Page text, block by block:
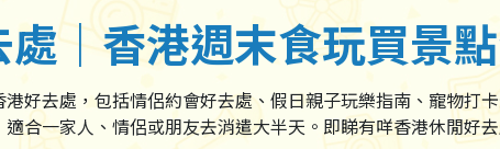
｜香港週末食玩買景
好去處，包括情侶約會好去處、假日親子玩樂指南、寵物打
合一家人、情侶或朋友去消遣大半天。即睇有咩香港休閒好去